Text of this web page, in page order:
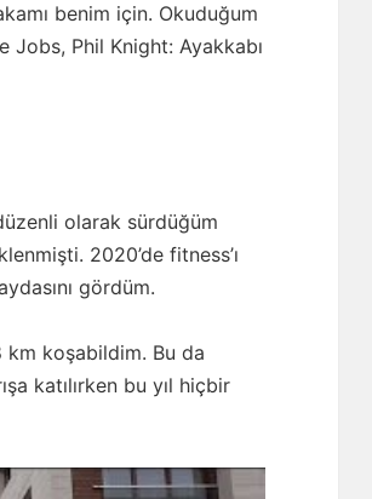
benim için. Okuduğum
Jobs, Phil Knight: Ayakkabı
olarak sürdüğüm
2020’de fitness’ı
gördüm.
km koşabildim. Bu da
katılırken bu yıl hiçbir